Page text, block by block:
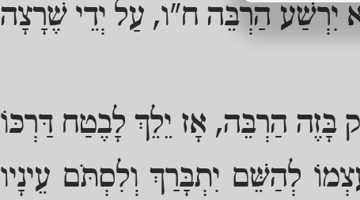
הַרְבֵּה ח"ו, עַל יְדֵי שֶׁרָצָה
בָּזֶה הַרְבֵּה, אָז יֵלֵךְ לָבֶטַח דַּרְכּוֹ
לְהַשֵּׁם יִתְבָּרַךְ וְלִסְתֹּם עֵינָיו